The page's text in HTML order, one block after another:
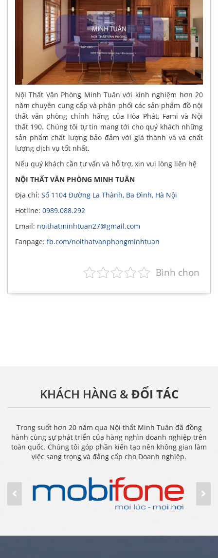
Nội Thất Văn Phòng Minh Tuân với kinh nghiệm hơn 20
năm chuyên cung cấp và phân phối các sản phẩm đồ nội
thất văn phòng chính hãng của Hòa Phát, Fami và Nội
thất 190. Chúng tôi tự tin mang tới cho quý khách những
sản phẩm chất lượng bảo đảm với giá thành và và chất
lượng dịch vụ tốt nhất.
Nếu quý khách cần tư vấn và hỗ trợ, xin vui lòng liên hệ
NỘI THẤT VĂN PHÒNG MINH TUÂN
Địa chỉ: Số 1104 Đường La Thành, Ba Đình, Hà Nội
Hotline: 0989.088.292
Email: noithatminhtuan27@gmail.com
Fanpage: fb.com/noithatvanphongminhtuan
Bình chọn
KHÁCH HÀNG & ĐỐI TÁC
Trong suốt hơn 20 năm qua Nội thất Minh Tuân đã đồng
hành cùng sự phát triển của hàng nghìn doanh nghiệp trên
toàn quốc. Chúng tôi góp phần kiến tạo nên không gian làm
việc sang trọng và đẳng cấp cho Doanh nghiệp.